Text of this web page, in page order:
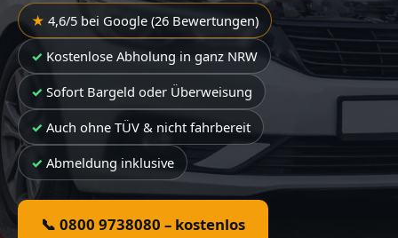
4,6/5 bei Google (26 Bewertungen)
Kostenlose Abholung in ganz NRW
Sofort Bargeld oder Überweisung
Auch ohne TÜV & nicht fahrbereit
Abmeldung inklusive
📞 0800 9738080 – kostenlos